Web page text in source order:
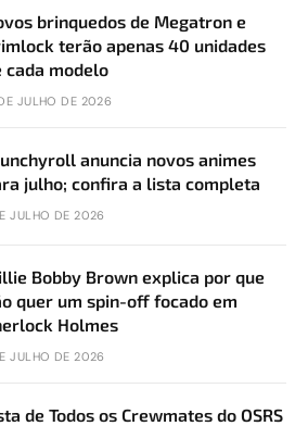
brinquedos de Megatron e
terão apenas 40 unidades
cada modelo
JULHO DE 2026
anuncia novos animes
julho; confira a lista completa
JULHO DE 2026
Bobby Brown explica por que
quer um spin-off focado em
Holmes
JULHO DE 2026
de Todos os Crewmates do OSRS